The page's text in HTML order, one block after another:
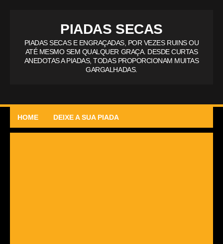
PIADAS SECAS
PIADAS SECAS E ENGRAÇADAS, POR VEZES RUINS OU
ATÉ MESMO SEM QUALQUER GRAÇA. DESDE CURTAS
ANEDOTAS A PIADAS, TODAS PROPORCIONAM MUITAS
GARGALHADAS.
HOME DEIXE A SUA PIADA